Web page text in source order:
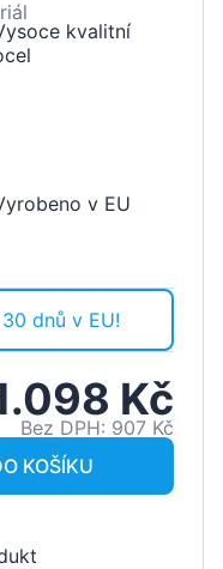
kvalitní
v EU
dnů v EU!
Kč
Bez DPH: 907 Kč
KOŠÍKU